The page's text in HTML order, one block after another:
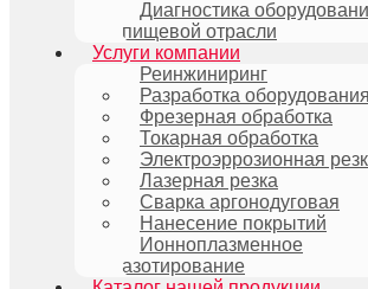
Диагностика
пищевой отрасли
Услуги компании
Реинжиниринг
Разработка оборудования
Фрезерная обработка
Токарная обработка
Электроэррозионная
Лазерная резка
Сварка аргонодуговая
Нанесение покрытий
Ионноплазменное
азотирование